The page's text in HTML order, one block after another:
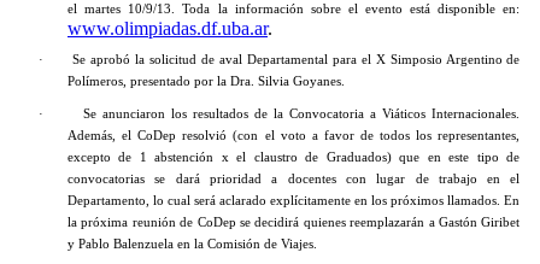
el martes 10/9/13. Toda la información sobre el evento está disponible en:
www.olimpiadas.df.uba.ar.
·
Se aprobó la solicitud de aval Departamental para el X Simposio Argentino de
Polímeros, presentado por la Dra. Silvia Goyanes.
·
Se anunciaron los resultados de la Convocatoria a Viáticos Internacionales.
Además, el CoDep resolvió (con el voto a favor de todos los representantes,
excepto de 1 abstención x el claustro de Graduados) que en este tipo de
convocatorias se dará prioridad a docentes con lugar de trabajo en el
Departamento, lo cual será aclarado explícitamente en los próximos llamados. En
la próxima reunión de CoDep se decidirá quienes reemplazarán a Gastón Giribet
y Pablo Balenzuela en la Comisión de Viajes.